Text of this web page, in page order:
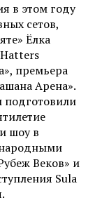
в этом году
сетов,
Ёлка
Hatters
премьера
Арена».
подготовили
шоу в
Веков» и
Sula